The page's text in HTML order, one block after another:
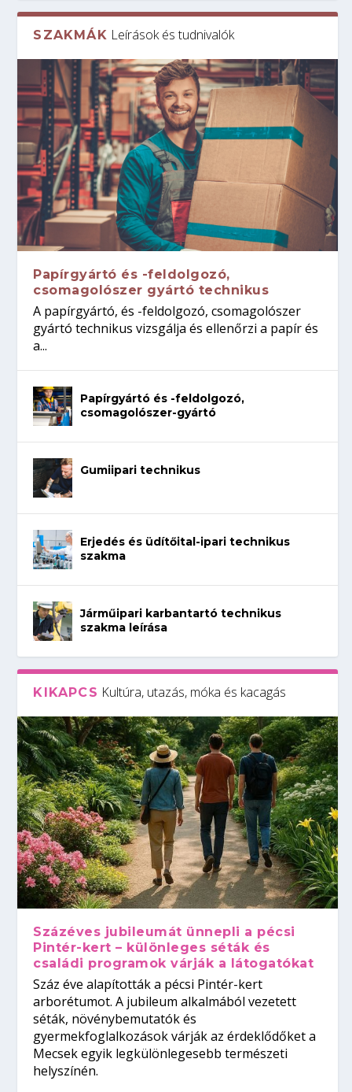
SZAKMÁK Leírások és tudnivalók
Papírgyártó és -feldolgozó,
csomagolószer gyártó technikus
A papírgyártó, és -feldolgozó, csomagolószer
gyártó technikus vizsgálja és ellenőrzi a papír és
a...
Papírgyártó és -feldolgozó,
csomagolószer-gyártó
Gumiipari technikus
Erjedés és üdítőital-ipari technikus
szakma
Járműipari karbantartó technikus
szakma leírása
KIKAPCS Kultúra, utazás, móka és kacagás
Százéves jubileumát ünnepli a pécsi
Pintér-kert – különleges séták és
családi programok várják a látogatókat
Száz éve alapították a pécsi Pintér-kert
arborétumot. A jubileum alkalmából vezetett
séták, növénybemutatók és
gyermekfoglalkozások várják az érdeklődőket a
Mecsek egyik legkülönlegesebb természeti
helyszínén.